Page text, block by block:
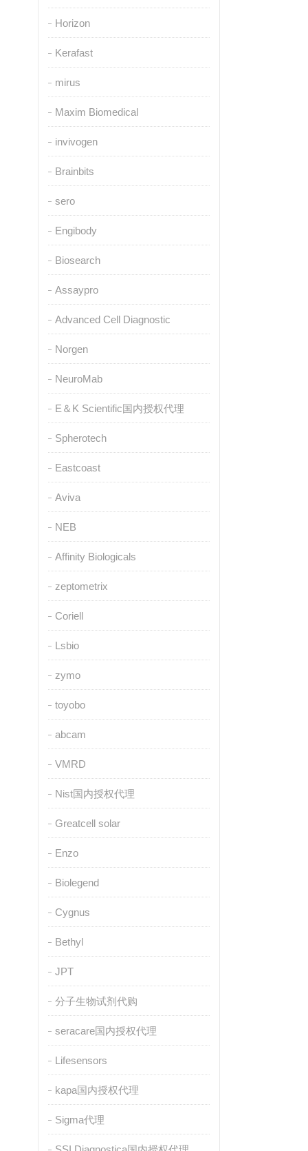
Horizon
Kerafast
mirus
Maxim Biomedical
invivogen
Brainbits
sero
Engibody
Biosearch
Assaypro
Advanced Cell Diagnostic
Norgen
NeuroMab
E＆K Scientific国内授权代理
Spherotech
Eastcoast
Aviva
NEB
Affinity Biologicals
zeptometrix
Coriell
Lsbio
zymo
toyobo
abcam
VMRD
Nist国内授权代理
Greatcell solar
Enzo
Biolegend
Cygnus
Bethyl
JPT
分子生物试剂代购
seracare国内授权代理
Lifesensors
kapa国内授权代理
Sigma代理